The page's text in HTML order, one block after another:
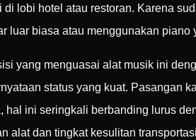
lobi hotel atau restoran. Karena
luar biasa atau menggunakan piano
yang menguasai alat musik ini
status yang kuat. Pasangan
ini seringkali berbanding lurus
alat dan tingkat kesulitan